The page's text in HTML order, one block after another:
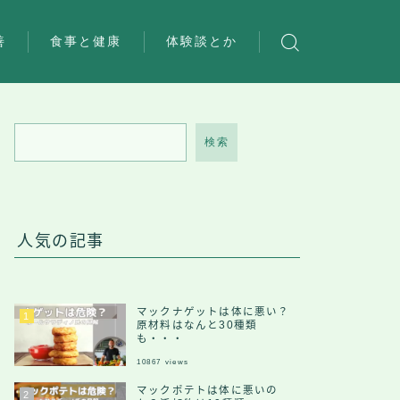
食事と健康 体験談とか
検索
人気の記事
マックナゲットは体に悪い？
原材料はなんと30種類
も・・・
10867 views
マックポテトは体に悪いの